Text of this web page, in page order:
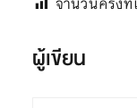
ผู้เขียน